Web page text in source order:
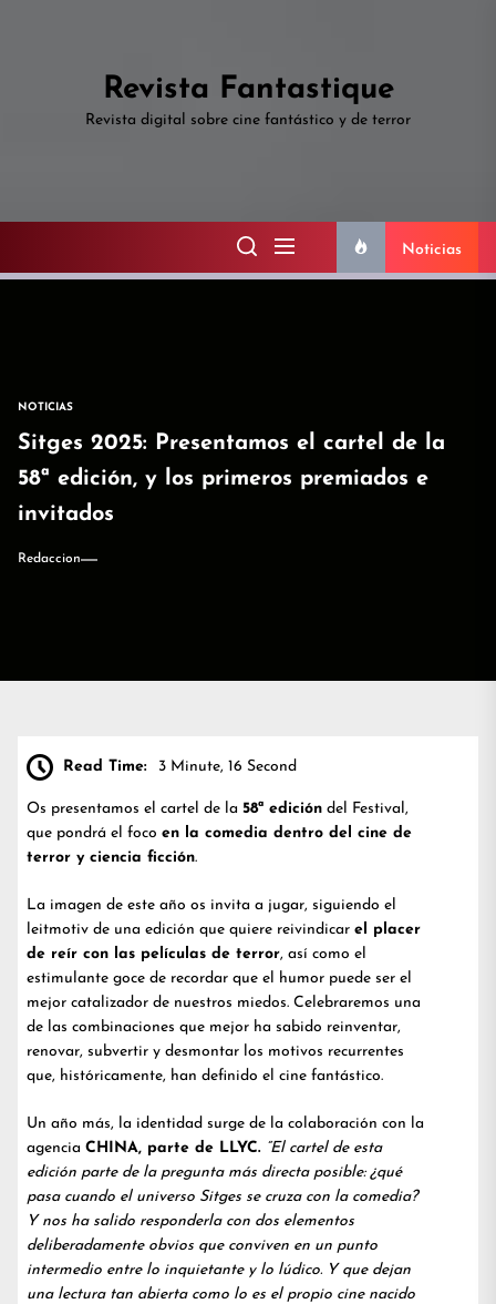
Revista Fantastique
Revista digital sobre cine fantástico y de terror
Noticias
NOTICIAS
Sitges 2025: Presentamos el cartel de la
58ª edición, y los primeros premiados e
invitados
Redaccion
Read Time: 3 Minute, 16 Second
Os presentamos el cartel de la 58ª edición del Festival,
que pondrá el foco en la comedia dentro del cine de
terror y ciencia ficción.
La imagen de este año os invita a jugar, siguiendo el
leitmotiv de una edición que quiere reivindicar el placer
de reír con las películas de terror, así como el
estimulante goce de recordar que el humor puede ser el
mejor catalizador de nuestros miedos. Celebraremos una
de las combinaciones que mejor ha sabido reinventar,
renovar, subvertir y desmontar los motivos recurrentes
que, históricamente, han definido el cine fantástico.
Un año más, la identidad surge de la colaboración con la
agencia CHINA, parte de LLYC. “El cartel de esta
edición parte de la pregunta más directa posible: ¿qué
pasa cuando el universo Sitges se cruza con la comedia?
Y nos ha salido responderla con dos elementos
deliberadamente obvios que conviven en un punto
intermedio entre lo inquietante y lo lúdico. Y que dejan
una lectura tan abierta como lo es el propio cine nacido